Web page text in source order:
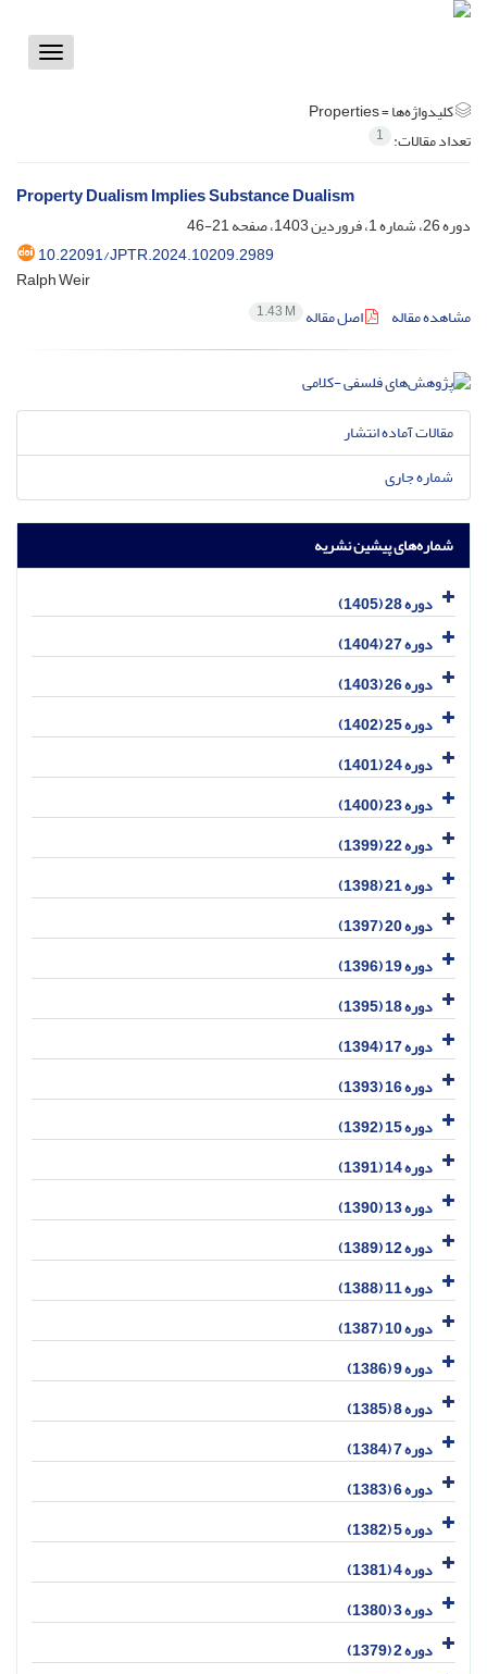
Toggle
کلیدواژه‌ها =Properties
تعداد مقالات: 1
Property Dualism Implies Substance Dualism
دوره 26، شماره 1، فروردین 1403، صفحه
21-46
10.22091/JPTR.2024.10209.2989
Ralph Weir
مشاهده مقاله
اصل مقاله 1.43 M
مقالات آماده انتشار
شماره جاری
شماره‌های پیشین نشریه
دوره 28 (1405)
دوره 27 (1404)
دوره 26 (1403)
دوره 25 (1402)
دوره 24 (1401)
دوره 23 (1400)
دوره 22 (1399)
دوره 21 (1398)
دوره 20 (1397)
دوره 19 (1396)
دوره 18 (1395)
دوره 17 (1394)
دوره 16 (1393)
دوره 15 (1392)
دوره 14 (1391)
دوره 13 (1390)
دوره 12 (1389)
دوره 11 (1388)
دوره 10 (1387)
دوره 9 (1386)
دوره 8 (1385)
دوره 7 (1384)
دوره 6 (1383)
دوره 5 (1382)
دوره 4 (1381)
دوره 3 (1380)
دوره 2 (1379)